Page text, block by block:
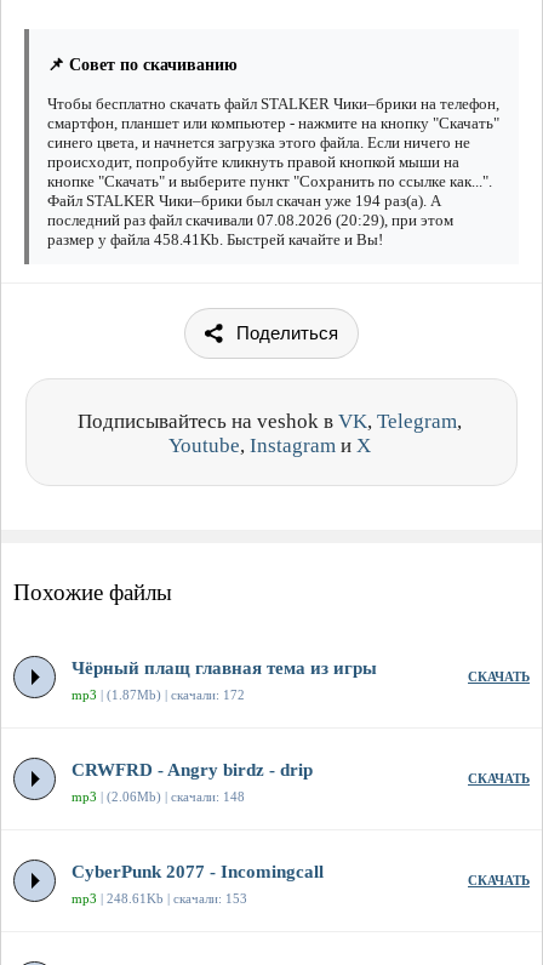
📌 Совет по скачиванию
Чтобы бесплатно скачать файл STALKER Чики–брики на телефон,
смартфон, планшет или компьютер - нажмите на кнопку "Скачать"
синего цвета, и начнется загрузка этого файла. Если ничего не
происходит, попробуйте кликнуть правой кнопкой мыши на
кнопке "Скачать" и выберите пункт "Сохранить по ссылке как...".
Файл STALKER Чики–брики был скачан уже 194 раз(а). А
последний раз файл скачивали 07.08.2026 (20:29), при этом
размер у файла 458.41Kb. Быстрей качайте и Вы!
Поделиться
Подписывайтесь на veshok в VK, Telegram,
Youtube, Instagram и X
Похожие файлы
Чёрный плащ главная тема из игры
mp3 | (1.87Mb) | скачали: 172
СКАЧАТЬ
CRWFRD - Angry birdz - drip
mp3 | (2.06Mb) | скачали: 148
СКАЧАТЬ
CyberPunk 2077 - Incomingcall
mp3 | 248.61Kb | скачали: 153
СКАЧАТЬ